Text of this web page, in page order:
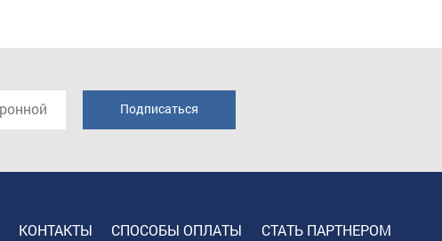
КОНТАКТЫ СПОСОБЫ ОПЛАТЫ СТАТЬ ПАРТНЕРОМ